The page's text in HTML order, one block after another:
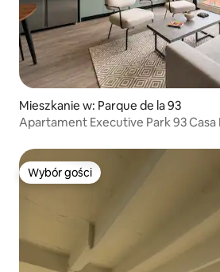
Mieszkanie w: Parque de la 93
Apartament Executive Park 93 Casa
Wybór gości
Wybór gości